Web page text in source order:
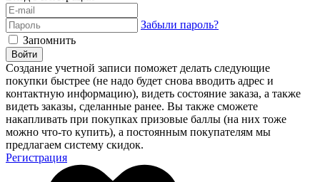
Забыли пароль?
Запомнить
Войти
Создание учетной записи поможет делать следующие
покупки быстрее (не надо будет снова вводить адрес и
контактную информацию), видеть состояние заказа, а также
видеть заказы, сделанные ранее. Вы также сможете
накапливать при покупках призовые баллы (на них тоже
можно что-то купить), а постоянным покупателям мы
предлагаем систему скидок.
Регистрация